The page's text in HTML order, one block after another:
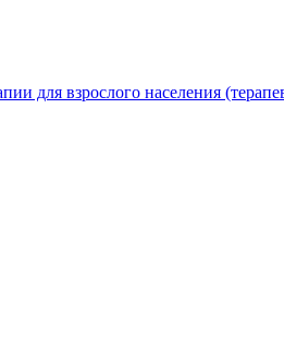
для взрослого населения